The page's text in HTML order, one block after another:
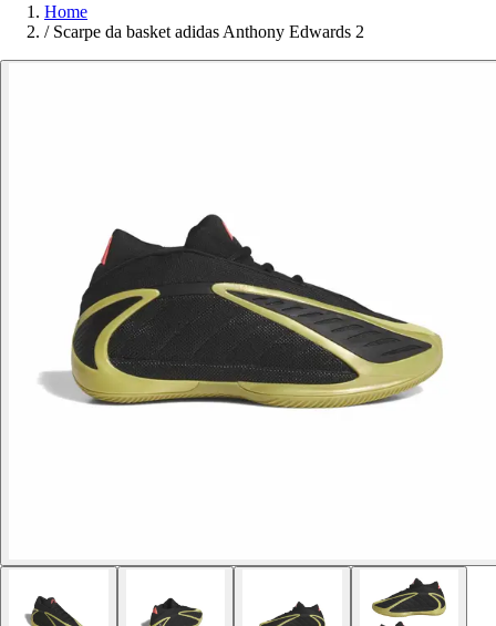
Home
/ Scarpe da basket adidas Anthony Edwards 2